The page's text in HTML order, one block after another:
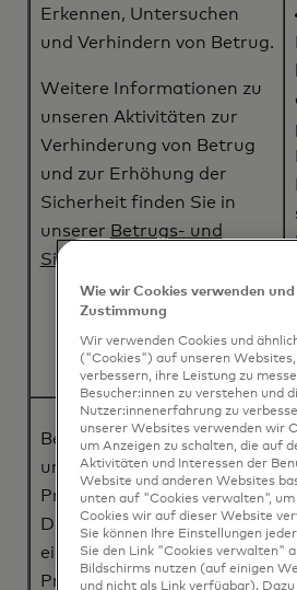
Erkennen, Untersuchen
und Verhindern von Betrug.
Weitere Informationen zu
unseren Aktivitäten zur
Verhinderung von Betrug
und zur Erhöhung der
Sicherheit finden Sie in
unserer Betrugs- und
Sicherheitsrichtlinie
Bewertung, Verbesserung
und Entwicklung unserer
Produkte und
Dienstleistungen,
einschließlich des ABU-
Programms.
Wie wir Cookies verwenden und
Zustimmung
Wir verwenden Cookies und
("Cookies") auf unseren Websites,
verbessern, ihre Leistung zu
Besucher:innen zu verstehen und
Nutzer:innenerfahrung zu
unserer Websites verwenden wir
um Anzeigen zu schalten, die auf
Aktivitäten und Interessen der
Website und anderen Websites
unten auf "Cookies verwalten",
Cookies wir auf dieser Website
Sie können Ihre Einstellungen
Sie den Link "Cookies verwalten"
Bildschirms nutzen (auf einigen
und nicht als Link verfügbar).